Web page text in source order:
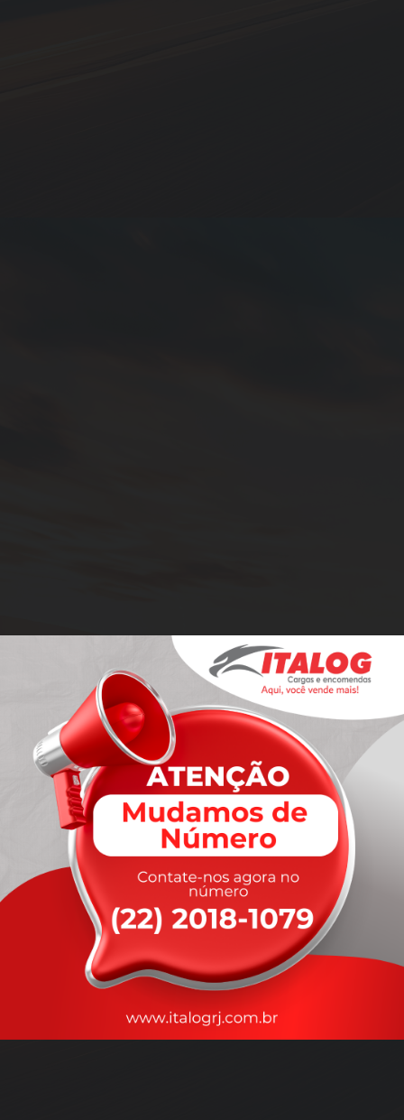
rapidez
que você precisa,
com a qualidade que vocêmerece.
Nossos motoristas são treinados para garantir a máxima
durante o transporte, com rastreamento em tempo real.